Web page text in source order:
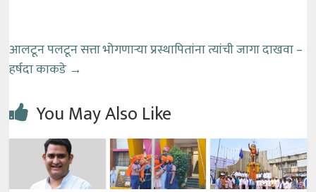
आलटून पलटून सत्ता भोगणाऱ्या प्रस्थापितांना त्यांची जागा दाखवा –
हर्षदा काकडे →
You May Also Like